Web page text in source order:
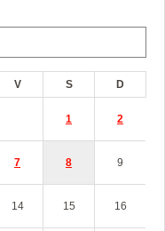
V S D
1 2
7 8 9
14 15 16